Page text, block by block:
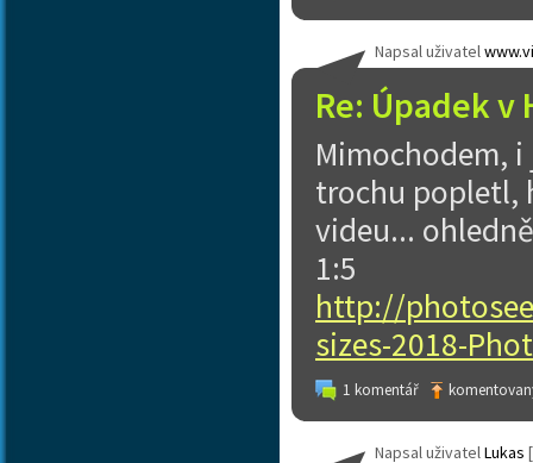
Re: Úpadek
Napsal uživatel
Mimochodem,
trochu popletl,
videu...
1:5
http://
sizes-2018-
1 komentář
Napsal uživatelLukas [